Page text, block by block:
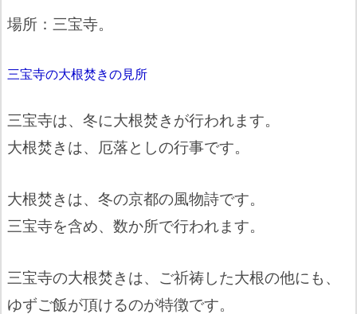
場所：三宝寺。
三宝寺の大根焚きの見所
三宝寺は、冬に大根焚きが行われます。
大根焚きは、厄落としの行事です。
大根焚きは、冬の京都の風物詩です。
三宝寺を含め、数か所で行われます。
三宝寺の大根焚きは、ご祈祷した大根の他にも、
ゆずご飯が頂けるのが特徴です。